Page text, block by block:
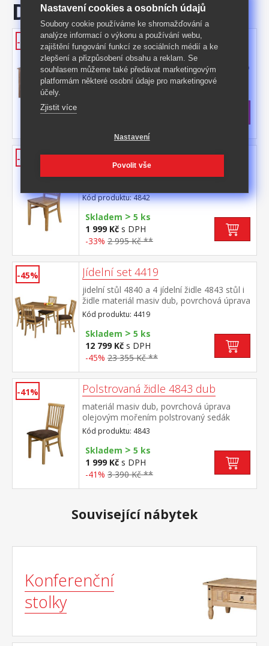
Doporučujeme
-48% Jídelní stůl 4840 dub
materiál masiv dub, povrchová úprava
olejovým mořením lze doplnit jedním nebo
dvěma výsuvnými díly 4841 výsuvné díly
nejsou v ceně stolu
Kód produktu: 4840
-33% Židle 4842 dub
vhodná k jídelnímu stolu 4840
Kód produktu: 4842
Skladem > 5 ks
1 999 Kč s DPH
-33% 2 995 Kč **
-45% Jídelní set 4419
jidelní stůl 4840 a 4 jídelní židle 4843 stůl i
židle materiál masiv dub, povrchová úprava
olejovým mořením stůl možno doplnit
jedním nebo dvěma výsuvnými díly 4841,
výsuvné díly nejsou v ceně setu sedák židle
broušená kůže – imitace, barevné
provedení hnědá, výška sedu 45 cm rozměr
(š/h/v) 44 × 44 × 93 cm
Kód produktu: 4419
Skladem > 5 ks
12 799 Kč s DPH
-45% 23 355 Kč **
-41% Polstrovaná židle 4843 dub
materiál masiv dub, povrchová úprava
olejovým mořením polstrovaný sedák
broušená kůže – imitace, barevné
provedení hnědá výška sedu 45 cm, vhodná
k jídelnímu stolu 4840
Kód produktu: 4843
Skladem > 5 ks
1 999 Kč s DPH
-41% 3 390 Kč **
Související nábytek
Konferenční
stolky
Nastavení cookies a osobních údajů
Soubory cookie používáme ke shromažďování a
analýze informací o výkonu a používání webu,
zajištění fungování funkcí ze sociálních médií a ke
zlepšení a přizpůsobení obsahu a reklam. Se
souhlasem můžeme také předávat marketingovým
platformám některé osobní údaje pro marketingové
účely.
Zjistit více
Nastavení
Povolit vše